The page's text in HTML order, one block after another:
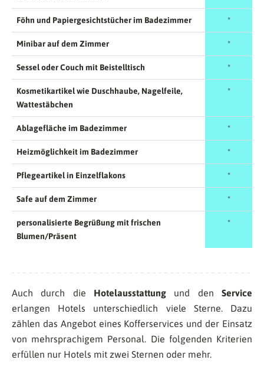
Föhn und Papiergesichtstücher im Badezimmer *
Minibar auf dem Zimmer *
Sessel oder Couch mit Beistelltisch *
Kosmetikartikel wie Duschhaube, Nagelfeile,
Wattestäbchen
*
Ablagefläche im Badezimmer *
Heizmöglichkeit im Badezimmer *
Pflegeartikel in Einzelflakons *
Safe auf dem Zimmer *
personalisierte Begrüßung mit frischen
Blumen/Präsent
*
Auch durch die Hotelausstattung und den Service
erlangen Hotels unterschiedlich viele Sterne. Dazu
zählen das Angebot eines Kofferservices und der Einsatz
von mehrsprachigem Personal. Die folgenden Kriterien
erfüllen nur Hotels mit zwei Sternen oder mehr.